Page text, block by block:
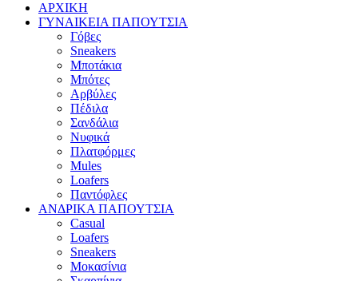
ΑΡΧΙΚΗ
ΓΥΝΑΙΚΕΙΑ ΠΑΠΟΥΤΣΙΑ
Γόβες
Sneakers
Μποτάκια
Μπότες
Αρβύλες
Πέδιλα
Σανδάλια
Νυφικά
Πλατφόρμες
Mules
Loafers
Παντόφλες
ΑΝΔΡΙΚΑ ΠΑΠΟΥΤΣΙΑ
Casual
Loafers
Sneakers
Μοκασίνια